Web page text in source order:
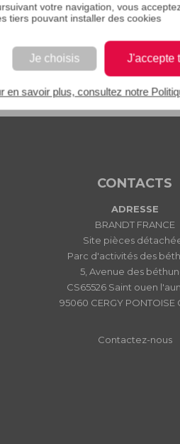
votre navigation, vous
tiers pouvant installer des cookies
Je choisis J'accepte
en savoir plus, consultez notre
CONTACTS
ADRESSE
BRANDT FRANCE
Site pièces
Parc d'activités des
5, Avenue des
CS65526 Saint ouen
95060 CERGY PONTOISE
Contactez-nous